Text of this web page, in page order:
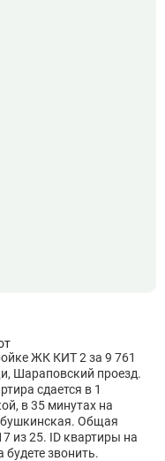
ЖК КИТ 2 за 9 761
Шараповский проезд.
сдается в 1
в 35 минутах на
Общая
из 25. ID квартиры на
будете звонить.